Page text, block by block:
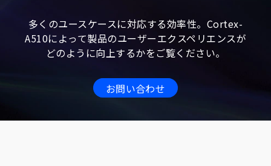
多くのユースケースに対応する効率性。Cortex-
A510によって製品のユーザーエクスペリエンスが
どのように向上するかをご覧ください。
お問い合わせ